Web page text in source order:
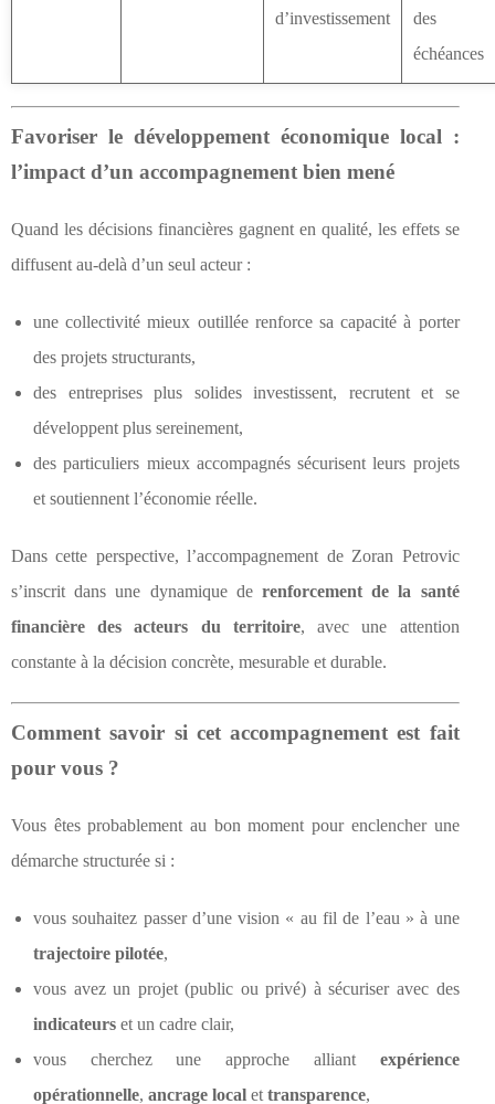
d’investissement
des
échéances
Favoriser le développement économique local :
l’impact d’un accompagnement bien mené
Quand les décisions financières gagnent en qualité, les effets se
diffusent au-delà d’un seul acteur :
une collectivité mieux outillée renforce sa capacité à porter
des projets structurants,
des entreprises plus solides investissent, recrutent et se
développent plus sereinement,
des particuliers mieux accompagnés sécurisent leurs projets
et soutiennent l’économie réelle.
Dans cette perspective, l’accompagnement de Zoran Petrovic
s’inscrit dans une dynamique de renforcement de la santé
financière des acteurs du territoire, avec une attention
constante à la décision concrète, mesurable et durable.
Comment savoir si cet accompagnement est fait
pour vous ?
Vous êtes probablement au bon moment pour enclencher une
démarche structurée si :
vous souhaitez passer d’une vision « au fil de l’eau » à une
trajectoire pilotée,
vous avez un projet (public ou privé) à sécuriser avec des
indicateurs et un cadre clair,
vous cherchez une approche alliant expérience
opérationnelle, ancrage local et transparence,